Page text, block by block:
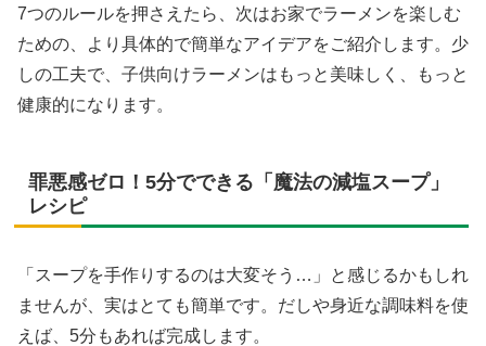
7つのルールを押さえたら、次はお家でラーメンを楽しむ
ための、より具体的で簡単なアイデアをご紹介します。少
しの工夫で、子供向けラーメンはもっと美味しく、もっと
健康的になります。
罪悪感ゼロ！5分でできる「魔法の減塩スープ」
レシピ
「スープを手作りするのは大変そう…」と感じるかもしれ
ませんが、実はとても簡単です。だしや身近な調味料を使
えば、5分もあれば完成します。